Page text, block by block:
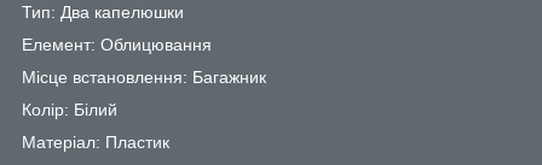
Тип: Два капелюшки
Елемент: Облицювання
Місце встановлення: Багажник
Колір: Білий
Матеріал: Пластик